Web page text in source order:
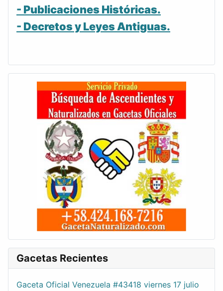
- Publicaciones Históricas.
- Decretos y Leyes Antiguas.
Gacetas Recientes
Gaceta Oficial Venezuela #43418 viernes 17 julio